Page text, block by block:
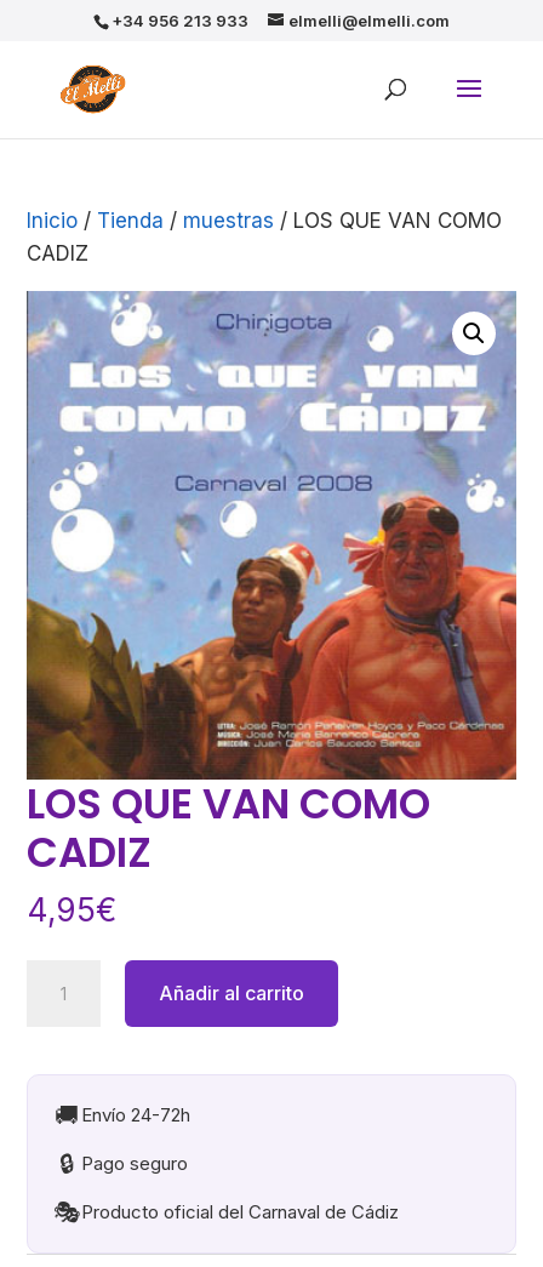
+34 956 213 933 elmelli@elmelli.com
Inicio / Tienda / muestras / LOS QUE VAN COMO
CADIZ
LOS QUE VAN COMO
CADIZ
4,95€
QUE
COMO
CADIZ
Añadir al carrito
🚚 Envío 24-72h
🔒 Pago seguro
🎭Producto oficial del Carnaval de Cádiz